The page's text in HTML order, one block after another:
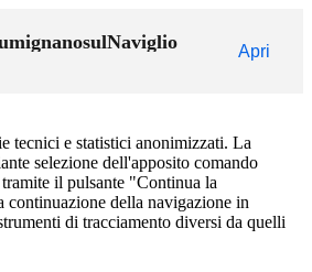
Apri
tecnici e statistici anonimizzati. La
selezione dell'apposito comando
il pulsante "Continua la
continuazione della navigazione in
di tracciamento diversi da quelli